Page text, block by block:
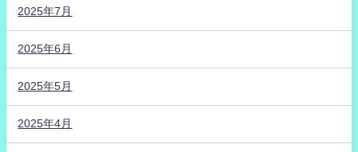
2025年7月
2025年6月
2025年5月
2025年4月